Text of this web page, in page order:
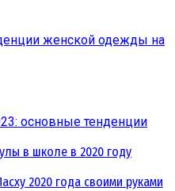
женской одежды на
основные тенденции
в школе в 2020 году
2020 года своими руками